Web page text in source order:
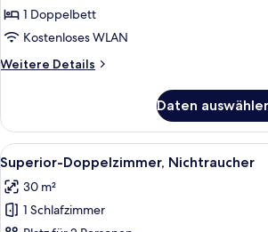
Nichtraucher
anzeigen
1 Doppelbett
Kostenloses WLAN
Weitere Details
Weitere
Einzelzimmer,
Nichtraucher
Daten
Alle
Fotos
für
Superior-
Ein
10
Superior-Doppelzimmer, Nichtraucher
30 m²
1 Schlafzimmer